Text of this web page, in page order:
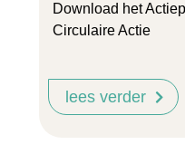
Download het
Circulaire Actie
lees verder